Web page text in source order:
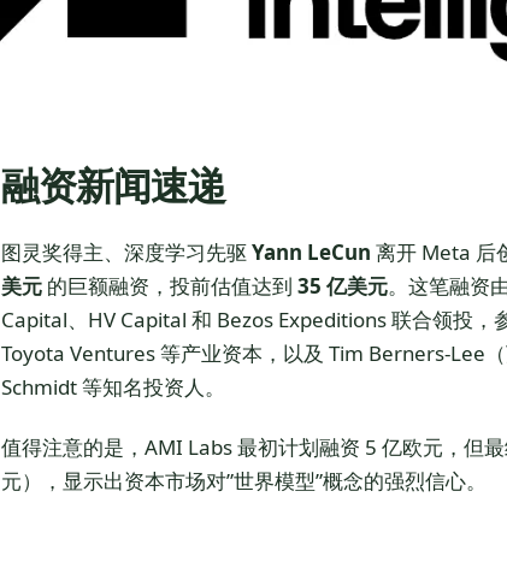
融资新闻速递
图灵奖得主、深度学习先驱Yann LeCun 离开 Meta 后
美元 的巨额融资，投前估值达到 35 亿美元。这笔融资
Capital、HV Capital 和 Bezos Expeditions 联合领投，
Toyota Ventures 等产业资本，以及 Tim Berners-Lee
Schmidt 等知名投资人。
值得注意的是，AMI Labs 最初计划融资 5 亿欧元，但
元），显示出资本市场对”世界模型”概念的强烈信心。